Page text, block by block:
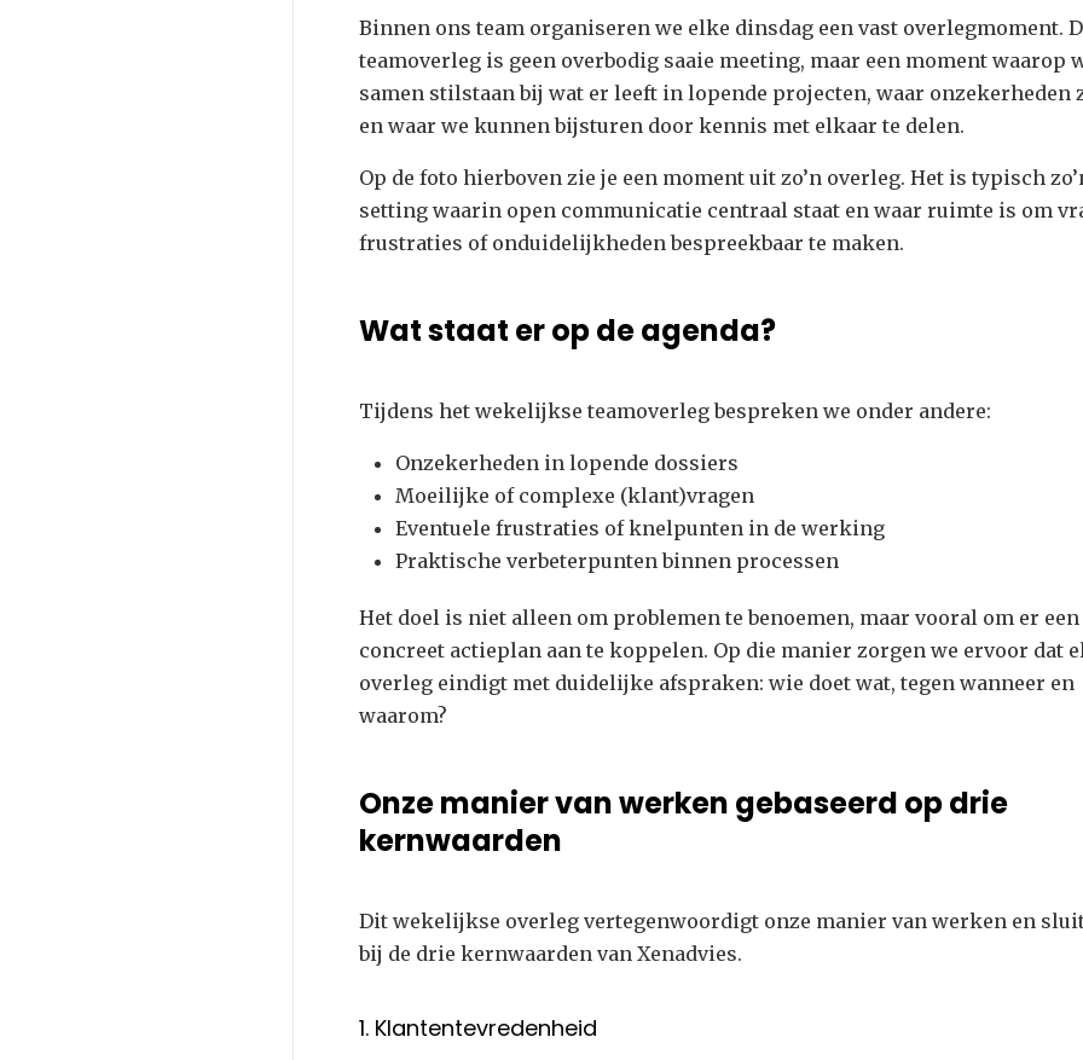
Binnen ons team organiseren we elke dinsdag een vast overlegmoment.
teamoverleg is geen overbodig saaie meeting, maar een moment waarop
samen stilstaan bij wat er leeft in lopende projecten, waar onzekerheden
en waar we kunnen bijsturen door kennis met elkaar te delen.
Op de foto hierboven zie je een moment uit zo’n overleg. Het is typisch
setting waarin open communicatie centraal staat en waar ruimte is om
frustraties of onduidelijkheden bespreekbaar te maken.
Wat staat er op de agenda?
Tijdens het wekelijkse teamoverleg bespreken we onder andere:
Onzekerheden in lopende dossiers
Moeilijke of complexe (klant)vragen
Eventuele frustraties of knelpunten in de werking
Praktische verbeterpunten binnen processen
Het doel is niet alleen om problemen te benoemen, maar vooral om er een
concreet actieplan aan te koppelen. Op die manier zorgen we ervoor dat
overleg eindigt met duidelijke afspraken: wie doet wat, tegen wanneer en
waarom?
Onze manier van werken gebaseerd op drie
kernwaarden
Dit wekelijkse overleg vertegenwoordigt onze manier van werken en
bij de drie kernwaarden van Xenadvies.
1. Klantentevredenheid